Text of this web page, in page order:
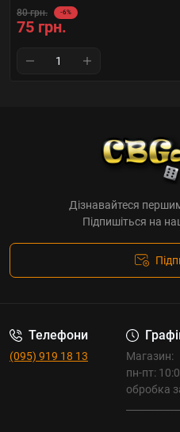
80 грн. -6%
75 грн.
Дізнавайтеся
Підпишіться на
Телефони
(095) 919 18 13
Магазин:
пн-пт:
обробка